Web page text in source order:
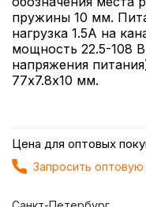
пружины 10 мм.
нагрузка 1.5А на
мощность 22.5-108
напряжения
77х7.8х10 мм.
Цена для оптовых
Запросить